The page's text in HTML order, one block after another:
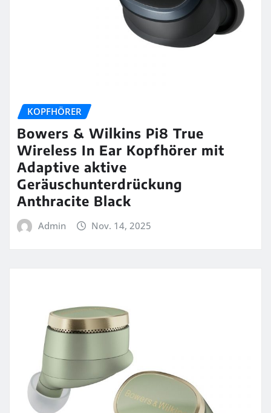
KOPFHÖRER
Bowers & Wilkins Pi8 True
Wireless In Ear Kopfhörer mit
Adaptive aktive
Geräuschunterdrückung
Anthracite Black
Admin Nov. 14, 2025